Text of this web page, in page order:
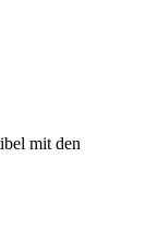
mit den